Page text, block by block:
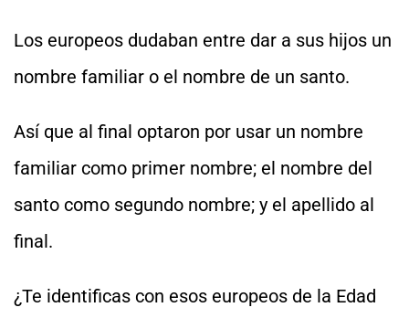
Los europeos dudaban entre dar a sus hijos un
nombre familiar o el nombre de un santo.
Así que al final optaron por usar un nombre
familiar como primer nombre; el nombre del
santo como segundo nombre; y el apellido al
final.
¿Te identificas con esos europeos de la Edad